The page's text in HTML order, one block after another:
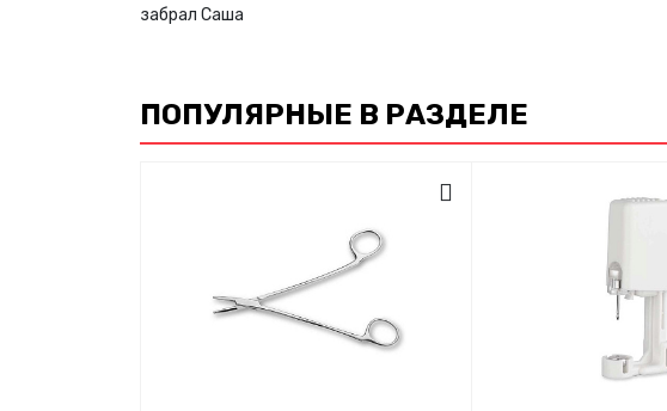
забрал Саша
ПОПУЛЯРНЫЕ В РАЗДЕЛЕ